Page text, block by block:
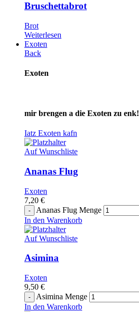
Bruschettabrot
Brot
Weiterlesen
Exoten
Back
Exoten
mir brengen a die Exoten zu enk!
Iatz Exoten kafn
Auf Wunschliste
Ananas Flug
Exoten
7,20 €
Ananas Flug Menge
In den Warenkorb
Auf Wunschliste
Asimina
Exoten
9,50 €
Asimina Menge
In den Warenkorb